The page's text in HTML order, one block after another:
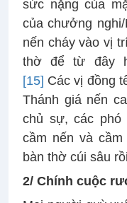
sức nặng của
của chưởng
nến cháy vào vị
thờ để từ đây
[15] Các vị đồng
Thánh giá nến
chủ sự, các phó
cầm nến và
bàn thờ cúi sâu
2/ Chính cuộc